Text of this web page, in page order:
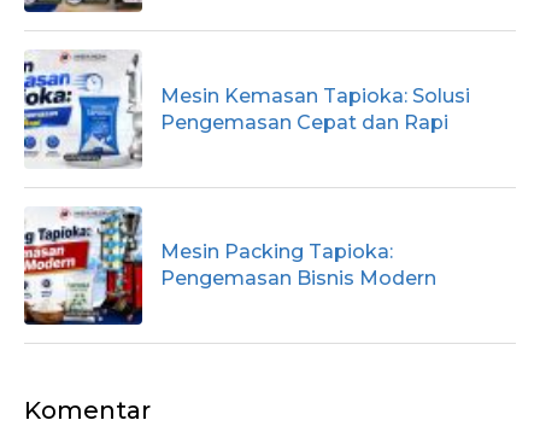
Mesin Kemasan Tapioka: Solusi
Pengemasan Cepat dan Rapi
Mesin Packing Tapioka:
Pengemasan Bisnis Modern
Komentar